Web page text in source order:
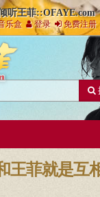
听王菲::OFAYE.com
乐盒 登录 免费注册
王菲就是互